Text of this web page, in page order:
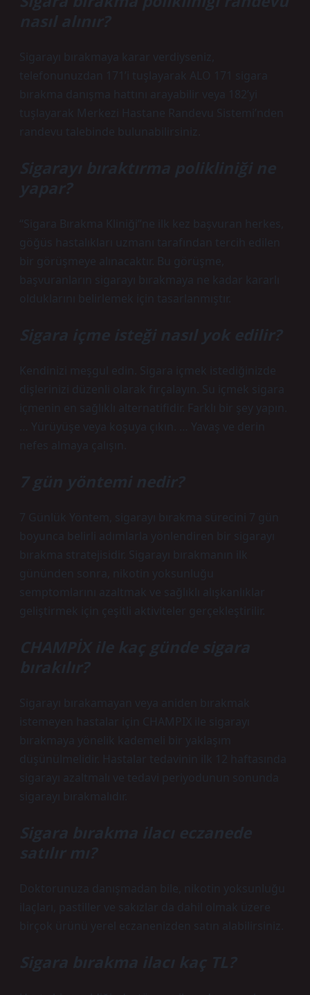
nasıl alınır?
Sigarayı bırakmaya karar verdiyseniz,
telefonunuzdan 171’i tuşlayarak ALO 171 sigara
bırakma danışma hattını arayabilir veya 182’yi
tuşlayarak Merkezi Hastane Randevu Sistemi’nden
randevu talebinde bulunabilirsiniz.
Sigarayı bıraktırma polikliniği ne
yapar?
“Sigara Bırakma Kliniği”ne ilk kez başvuran herkes,
göğüs hastalıkları uzmanı tarafından tercih edilen
bir görüşmeye alınacaktır. Bu görüşme,
başvuranların sigarayı bırakmaya ne kadar kararlı
olduklarını belirlemek için tasarlanmıştır.
Sigara içme isteği nasıl yok edilir?
Kendinizi meşgul edin. Sigara içmek istediğinizde
dişlerinizi düzenli olarak fırçalayın. Su içmek sigara
içmenin en sağlıklı alternatifidir. Farklı bir şey yapın.
… Yürüyüşe veya koşuya çıkın. … Yavaş ve derin
nefes almaya çalışın.
7 gün yöntemi nedir?
7 Günlük Yöntem, sigarayı bırakma sürecini 7 gün
boyunca belirli adımlarla yönlendiren bir sigarayı
bırakma stratejisidir. Sigarayı bırakmanın ilk
gününden sonra, nikotin yoksunluğu
semptomlarını azaltmak ve sağlıklı alışkanlıklar
geliştirmek için çeşitli aktiviteler gerçekleştirilir.
CHAMPİX ile kaç günde sigara
bırakılır?
Sigarayı bırakamayan veya aniden bırakmak
istemeyen hastalar için CHAMPIX ile sigarayı
bırakmaya yönelik kademeli bir yaklaşım
düşünülmelidir. Hastalar tedavinin ilk 12 haftasında
sigarayı azaltmalı ve tedavi periyodunun sonunda
sigarayı bırakmalıdır.
Sigara bırakma ilacı eczanede
satılır mı?
Doktorunuza danışmadan bile, nikotin yoksunluğu
ilaçları, pastiller ve sakızlar da dahil olmak üzere
birçok ürünü yerel eczanenizden satın alabilirsiniz.
Sigara bırakma ilacı kaç TL?